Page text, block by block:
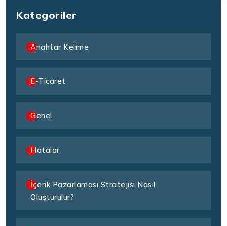
Kategoriler
Anahtar Kelime
E-Ticaret
Genel
Hatalar
İçerik Pazarlaması Stratejisi Nasıl
Oluşturulur?